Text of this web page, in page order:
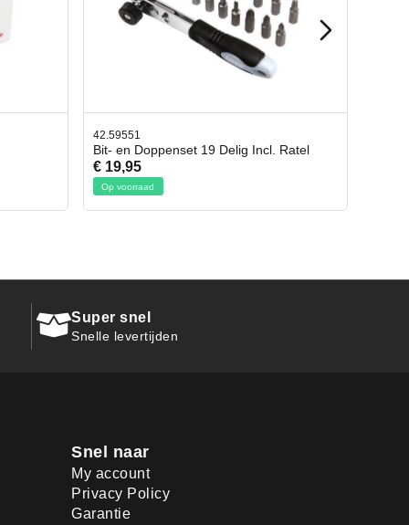
Ratel
42.65998
Afbreekmes 2 stuks
€ 10,95
Op voorraad
Super snel
Snelle levertijden
Snel naar
My account
Privacy Policy
Garantie